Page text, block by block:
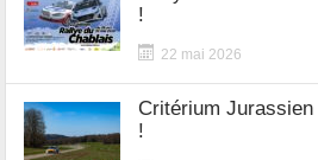
!
22 mai 2026
Critérium Jurassien
!